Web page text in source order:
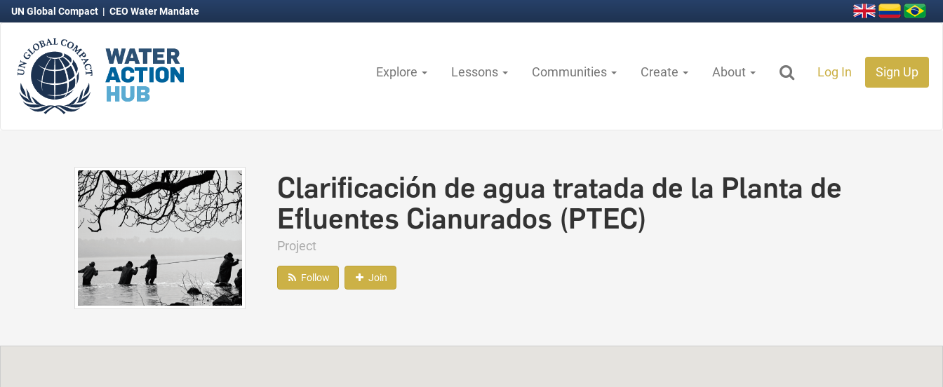
UN Global Compact | CEO Water Mandate
Explore Lessons Communities Create About Log In Sign Up
Clarificación de agua tratada de la Planta de
Efluentes Cianurados (PTEC)
Project
Follow Join